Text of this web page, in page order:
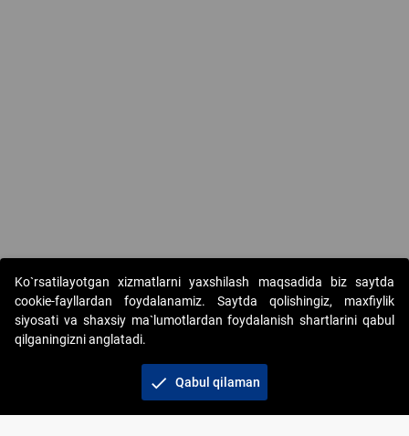
Copyright © 2017-2026. "Elektron onlayn-auksionlarni
tashkil etish" AJ. Barcha huquqlar himoyalangan
Ko`rsatilayotgan xizmatlarni yaxshilash maqsadida biz saytda
cookie-fayllardan foydalanamiz. Saytda qolishingiz, maxfiylik
siyosati va shaxsiy ma`lumotlardan foydalanish shartlarini qabul
qilganingizni anglatadi.
check Qabul qilaman